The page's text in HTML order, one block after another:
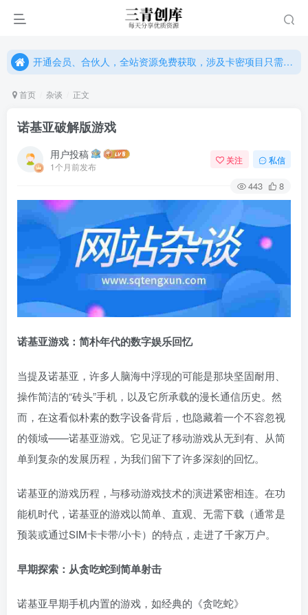
开通会员、合伙人，全站资源免费获取，涉及卡密项目只需单独购卡密（位置：网站右下悬浮按钮）
开通会员、合伙人，全站资源免费获取，涉及卡密项目只需单独购卡密（位置：网站右下悬浮按钮）
首页 杂谈 正文
诺基亚破解版游戏
用户投稿
1个月前发布
关注 私信
443 8
诺基亚游戏：简朴年代的数字娱乐回忆
当提及诺基亚，许多人脑海中浮现的可能是那块坚固耐用、
操作简洁的“砖头”手机，以及它所承载的漫长通信历史。然
而，在这看似朴素的数字设备背后，也隐藏着一个不容忽视
的领域——诺基亚游戏。它见证了移动游戏从无到有、从简
单到复杂的发展历程，为我们留下了许多深刻的回忆。
诺基亚的游戏历程，与移动游戏技术的演进紧密相连。在功
能机时代，诺基亚的游戏以简单、直观、无需下载（通常是
预装或通过SIM卡卡带/小卡）的特点，走进了千家万户。
早期探索：从贪吃蛇到简单射击
诺基亚早期手机内置的游戏，如经典的《贪吃蛇》